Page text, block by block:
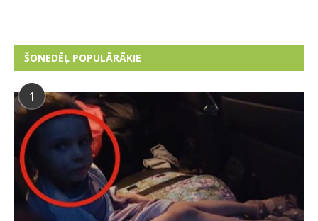
ŠONEDĒĻ POPULĀRĀKIE
1